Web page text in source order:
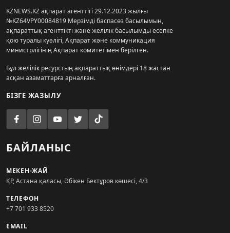
KZNEWS.KZ ақпарат агенттігі 29.12.2023 жылғы
№KZ64VPY00084819 Мерзімді баспасөз басылымын,
ақпараттық агенттікті және желілік басылымды есепке
қою туралы куәлігі, Ақпарат және коммуникация
министрлігінің Ақпарат комитетімен берілген.
Бұл желілік ресурстың ақпараттық өнімдері 18 жастан
асқан азаматтарға арналған.
БІЗГЕ ЖАЗЫЛУ
БАЙЛАНЫС
МЕКЕН-ЖАЙ
ҚР, Астана қаласы, Әбікен Бектұров көшесі, 4/3
ТЕЛЕФОН
+7 701 933 8520
EMAIL